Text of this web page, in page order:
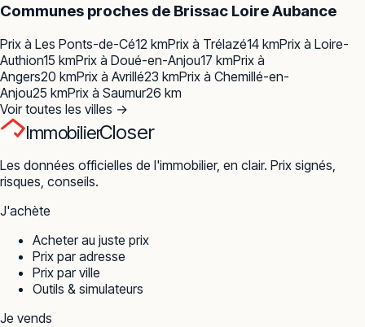
Communes proches de Brissac Loire Aubance
Prix à Les Ponts-de-Cé12 kmPrix à Trélazé14 kmPrix à Loire-
Authion15 kmPrix à Doué-en-Anjou17 kmPrix à
Angers20 kmPrix à Avrillé23 kmPrix à Chemillé-en-
Anjou25 kmPrix à Saumur26 km
Voir toutes les villes →
ImmobilierCloser
Les données officielles de l'immobilier, en clair. Prix signés,
risques, conseils.
J'achète
Acheter au juste prix
Prix par adresse
Prix par ville
Outils & simulateurs
Je vends